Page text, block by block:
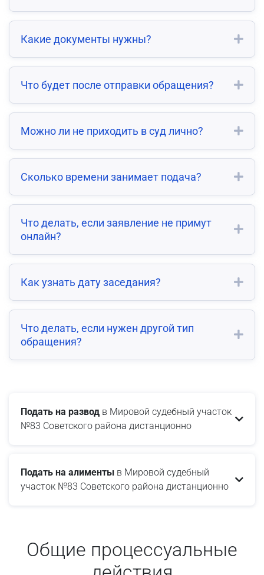
Какие документы нужны?
Что будет после отправки обращения?
Можно ли не приходить в суд лично?
Сколько времени занимает подача?
Что делать, если заявление не примут
онлайн?
Как узнать дату заседания?
Что делать, если нужен другой тип
обращения?
Подать на развод в Мировой судебный участок
№83 Советского района дистанционно
Подать на алименты в Мировой судебный
участок №83 Советского района дистанционно
Общие процессуальные